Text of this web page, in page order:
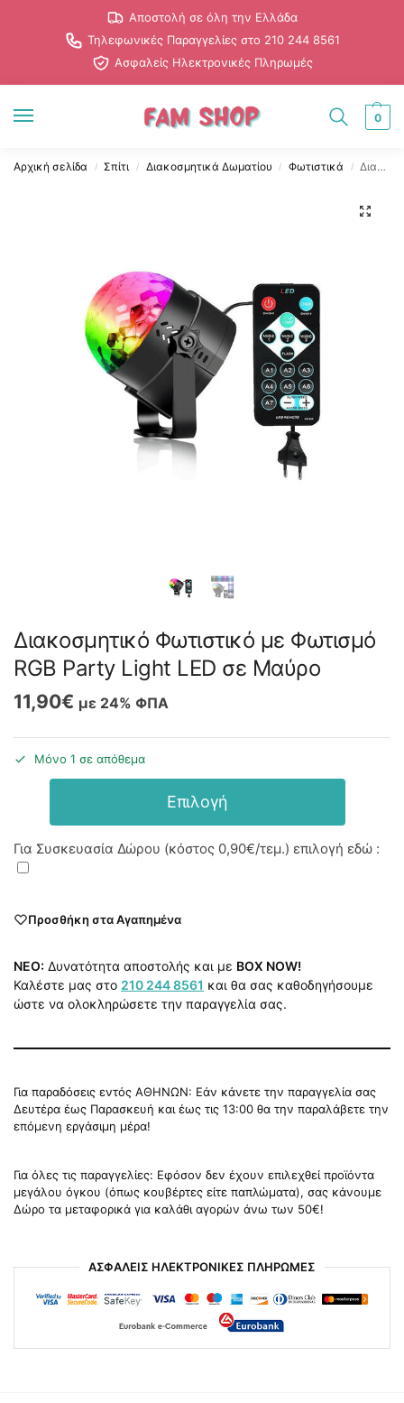
Αποστολή σε όλη την Ελλάδα
Τηλεφωνικές Παραγγελίες στο 210 244 8561
Ασφαλείς Ηλεκτρονικές Πληρωμές
0
Αρχική σελίδα / Σπίτι / Διακοσμητικά Δωματίου / Φωτιστικά / Διακοσμητικό Φωτιστικό με Φωτισμό RGB Party Light LED σε Μαύρο
Διακοσμητικό Φωτιστικό με Φωτισμό
RGB Party Light LED σε Μαύρο
11,90€ με 24% ΦΠΑ
Μόνο 1 σε απόθεμα
Επιλογή
Για Συσκευασία Δώρου (κόστος 0,90€/τεμ.) επιλογή εδώ :
Προσθήκη στα Αγαπημένα
NEO: Δυνατότητα αποστολής και με BOX NOW!
Καλέστε μας στο 210 244 8561 και θα σας καθοδηγήσουμε
ώστε να ολοκληρώσετε την παραγγελία σας.
Για παραδόσεις εντός ΑΘΗΝΩΝ: Εάν κάνετε την παραγγελία σας
Δευτέρα έως Παρασκευή και έως τις 13:00 θα την παραλάβετε την
επόμενη εργάσιμη μέρα!
Για όλες τις παραγγελίες: Εφόσον δεν έχουν επιλεχθεί προϊόντα
μεγάλου όγκου (όπως κουβέρτες είτε παπλώματα), σας κάνουμε
Δώρο τα μεταφορικά για καλάθι αγορών άνω των 50€!
ΑΣΦΑΛΕΙΣ ΗΛΕΚΤΡΟΝΙΚΕΣ ΠΛΗΡΩΜΕΣ